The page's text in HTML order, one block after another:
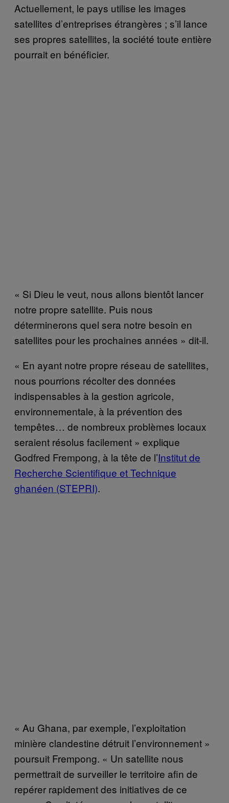
Actuellement, le pays utilise les images
satellites d’entreprises étrangères ; s’il lance
ses propres satellites, la société toute entière
pourrait en bénéficier.
« Si Dieu le veut, nous allons bientôt lancer
notre propre satellite. Puis nous
déterminerons quel sera notre besoin en
satellites pour les prochaines années » dit-il.
« En ayant notre propre réseau de satellites,
nous pourrions récolter des données
indispensables à la gestion agricole,
environnementale, à la prévention des
tempêtes… de nombreux problèmes locaux
seraient résolus facilement » explique
Godfred Frempong, à la tête de l’Institut de
Recherche Scientifique et Technique
ghanéen (STEPRI).
« Au Ghana, par exemple, l’exploitation
minière clandestine détruit l’environnement »
poursuit Frempong. « Un satellite nous
permettrait de surveiller le territoire afin de
repérer rapidement des initiatives de ce